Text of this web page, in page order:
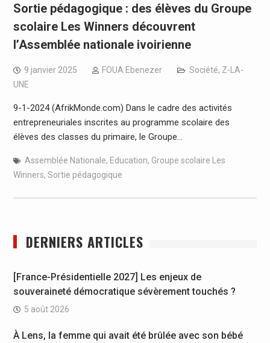
Sortie pédagogique : des élèves du Groupe
scolaire Les Winners découvrent
l’Assemblée nationale ivoirienne
9 janvier 2025 FOUA Ebenezer Société, Z-LA-
UNE
9-1-2024 (AfrikMonde.com) Dans le cadre des activités
entrepreneuriales inscrites au programme scolaire des
élèves des classes du primaire, le Groupe…
Assemblée Nationale, Education, Groupe scolaire Les
Winners, Sortie pédagogique
DERNIERS ARTICLES
[France-Présidentielle 2027] Les enjeux de
souveraineté démocratique sévèrement touchés ?
5 août 2026
À Lens, la femme qui avait été brûlée avec son bébé